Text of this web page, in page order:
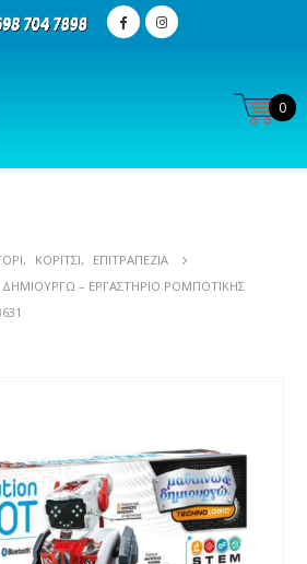
0
, ΚΟΡΊΤΣΙ,
ΕΠΙΤΡΑΠΕΖΊΑ
ΔΗΜΙΟΥΡΓΏ – ΕΡΓΑΣΤΉΡΙΟ ΡΟΜΠΟΤΙΚΉΣ